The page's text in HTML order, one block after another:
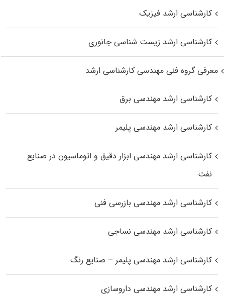
کارشناسی ارشد فیزیک
کارشناسی ارشد زیست‌ شناسی جانوری
معرفی گروه فنی مهندسی کارشناسی ارشد
کارشناسی ارشد مهندسی برق
کارشناسی ارشد مهندسی پلیمر
کارشناسی ارشد مهندسی ابزار دقیق و اتوماسیون در صنایع
نفت
کارشناسی ارشد مهندسی بازرسی فنی
کارشناسی ارشد مهندسی نساجی
کارشناسی ارشد مهندسی پلیمر – صنایع رنگ
کارشناسی ارشد مهندسی داروسازی